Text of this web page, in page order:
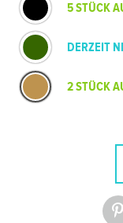
5 STÜCK
DERZEIT
2 STÜCK